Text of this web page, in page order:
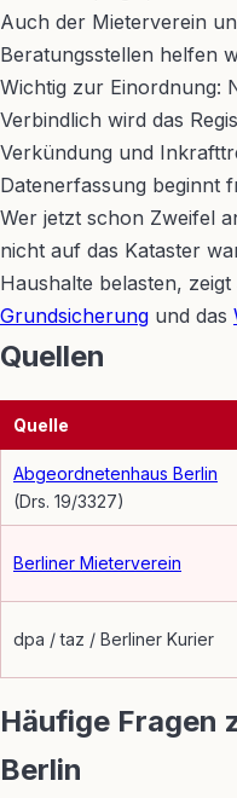
Auch der Mieterverein
Beratungsstellen helfen
Wichtig zur Einordnung:
Verbindlich wird das
Verkündung und
Datenerfassung beginnt
Wer jetzt schon Zweifel
nicht auf das Kataster
Haushalte belasten,
Grundsicherung und das
Quellen
Quelle
Abgeordnetenhaus Berlin
(Drs. 19/3327)
Berliner Mieterverein
dpa / taz / Berliner Kurier
Häufige Fragen
Berlin